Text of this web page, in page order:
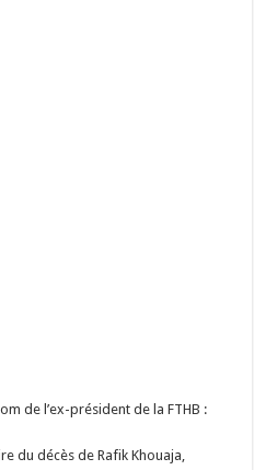
de l’ex-président de la FTHB :
du décès de Rafik Khouaja,